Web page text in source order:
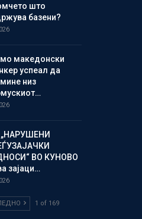
што
базени?
македонски
успеал да
низ
„НАРУШЕНИ
ВО КУНОВО
зајаци…
1 of 169